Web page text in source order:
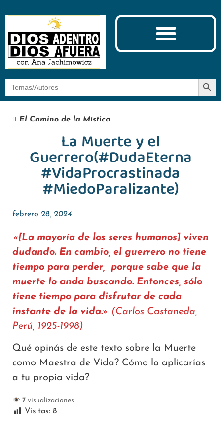
Botón
El Camino de la Mística
La Muerte y el
Guerrero(#DudaEterna
#VidaProcrastinada
#MiedoParalizante)
febrero 28, 2024
«[La mayoría de los seres humanos] viven
dudando. En cambio, el guerrero no tiene
tiempo para perder, porque sabe que la
muerte lo anda buscando. Entonces, sólo
tiene tiempo para disfrutar de cada
instante de la vida.» (Carlos Castaneda,
Perú, 1925-1998)
Qué opinás de este texto sobre la Muerte
como Maestra de Vida? Cómo lo aplicarías
a tu propia vida?
7visualizaciones
Visitas: 8